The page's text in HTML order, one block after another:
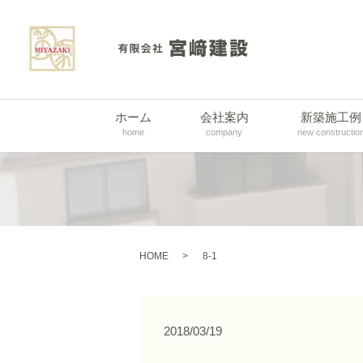
ホーム
home
会社案内
company
新築施工例
new
HOME 8-1
2018/03/19